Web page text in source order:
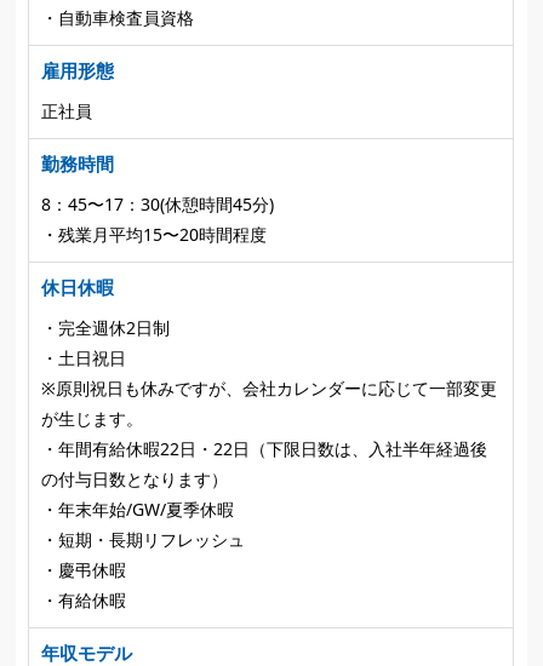
・自動車検査員資格
雇用形態
正社員
勤務時間
8：45〜17：30(休憩時間45分)
・残業月平均15〜20時間程度
休日休暇
・完全週休2日制
・土日祝日
※原則祝日も休みですが、会社カレンダーに応じて一部変更
が生じます。
・年間有給休暇22日・22日（下限日数は、入社半年経過後
の付与日数となります）
・年末年始/GW/夏季休暇
・短期・長期リフレッシュ
・慶弔休暇
・有給休暇
年収モデル